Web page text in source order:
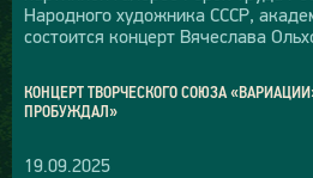
Народного художника СССР,
состоится концерт Вячеслава
КОНЦЕРТ ТВОРЧЕСКОГО СОЮЗА
ПРОБУЖДАЛ»
19.09.2025